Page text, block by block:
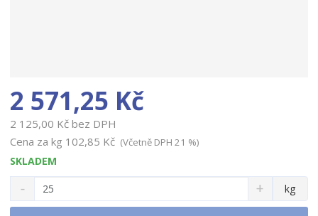
2 571,25 Kč
2 125,00 Kč bez DPH
Cena za kg 102,85 Kč (Včetně DPH 21 %)
SKLADEM
m
N
a
v
S
n
í
kg